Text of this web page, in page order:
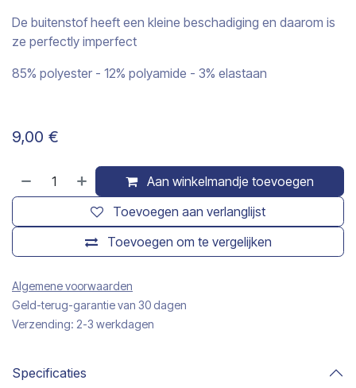
De buitenstof heeft een kleine beschadiging en daarom is
ze perfectly imperfect
85% polyester - 12% polyamide - 3% elastaan
9,00 €
Aan winkelmandje toevoegen
Toevoegen om te vergelijken
Toevoegen aan verlanglijst
Algemene voorwaarden
Geld-terug-garantie van 30 dagen
Verzending: 2-3 werkdagen
Specificaties